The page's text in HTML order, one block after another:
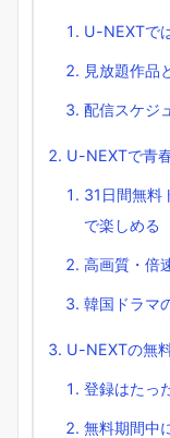
U-NEXTで
見放題作品
配信スケジ
U-NEXTで青
31日間無料
で楽しめる
高画質・倍
韓国ドラマ
U-NEXTの無
登録はたっ
無料期間中